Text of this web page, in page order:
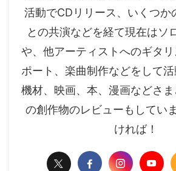
活動でCDリリース、いくつか
との共演などを経て現在はソ
や、他アーティストへのギタ
ポート、楽曲制作などをして活
機材、映画、本、漫画などさ
の創作物のレビューもしてい
ければ！